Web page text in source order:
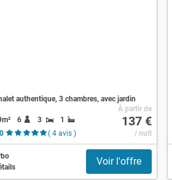
authentique, 3 chambres, avec jardin
6 3
1
( 4 avis )
À partir de
137 €
/ nuit
Voir l'offre